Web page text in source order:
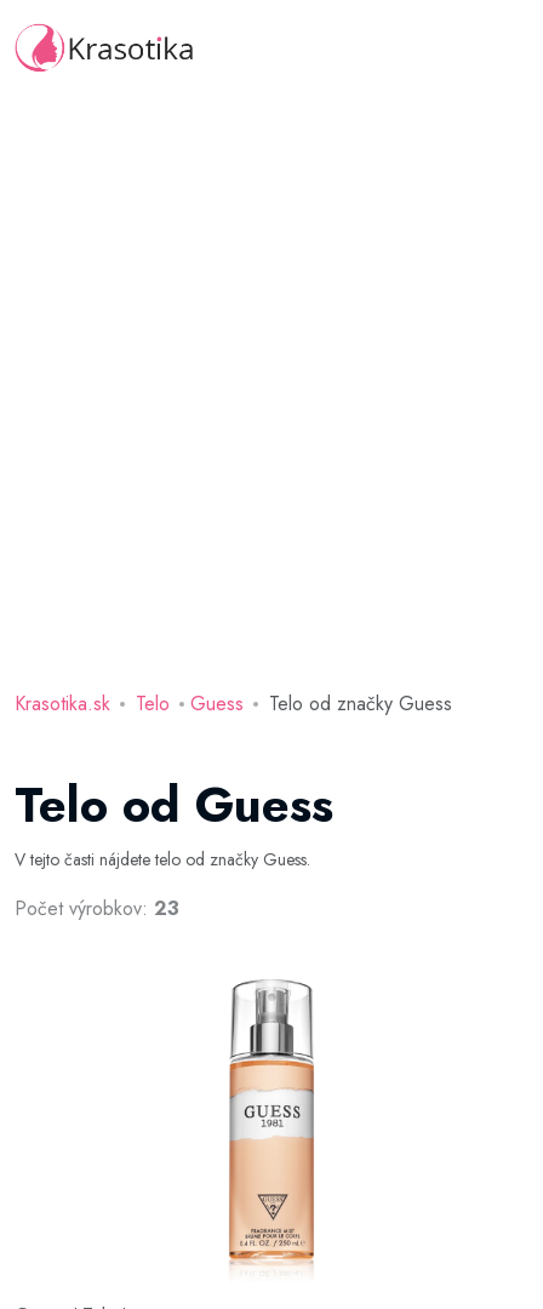
Krasotika.sk Telo Guess Telo od značky Guess
Telo od Guess
V tejto časti nájdete telo od značky Guess.
Počet výrobkov: 23